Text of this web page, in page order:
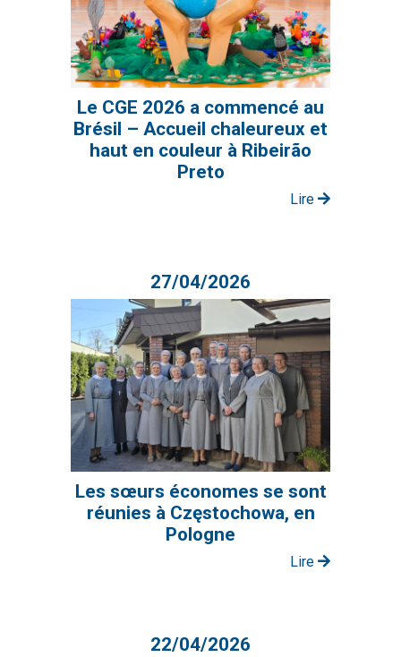
Le CGE 2026 a commencé au
Brésil – Accueil chaleureux et
haut en couleur à Ribeirão
Preto
Lire
27/04/2026
Les sœurs économes se sont
réunies à Częstochowa, en
Pologne
Lire
22/04/2026